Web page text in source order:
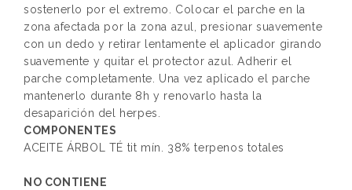
sostenerlo por el extremo. Colocar el parche en la
zona afectada por la zona azul, presionar suavemente
con un dedo y retirar lentamente el aplicador girando
suavemente y quitar el protector azul. Adherir el
parche completamente. Una vez aplicado el parche
mantenerlo durante 8h y renovarlo hasta la
desaparición del herpes.
COMPONENTES
ACEITE ÁRBOL TÉ tit mín. 38% terpenos totales
NO CONTIENE